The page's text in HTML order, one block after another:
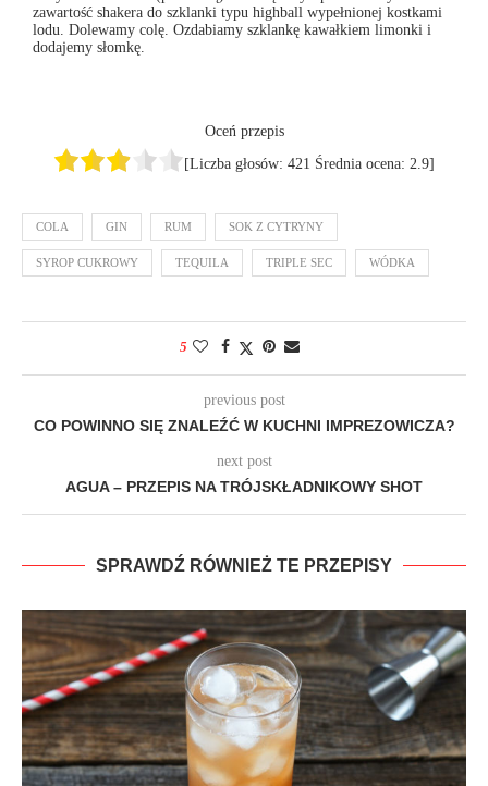
zawartość shakera do szklanki typu highball wypełnionej kostkami
lodu. Dolewamy colę. Ozdabiamy szklankę kawałkiem limonki i
dodajemy słomkę.
Oceń przepis
[Liczba głosów: 421 Średnia ocena: 2.9]
COLA GIN RUM SOK Z CYTRYNY
SYROP CUKROWY TEQUILA TRIPLE SEC WÓDKA
5
previous post
CO POWINNO SIĘ ZNALEŹĆ W KUCHNI IMPREZOWICZA?
next post
AGUA – PRZEPIS NA TRÓJSKŁADNIKOWY SHOT
SPRAWDŹ RÓWNIEŻ TE PRZEPISY